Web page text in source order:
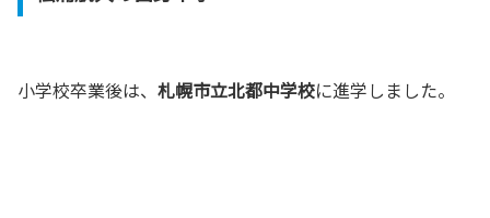
小学校卒業後は、 札幌市立北都中学校に進学しました。